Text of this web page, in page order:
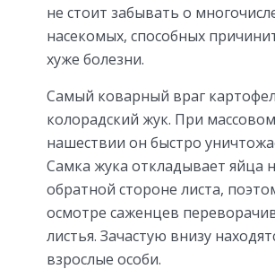
не стоит забывать о
насекомых, способных
хуже болезни.
Самый коварный враг
колорадский жук. При массовом
нашествии он быстро
Самка жука откладывает яйца
обратной стороне листа,
осмотре саженцев
листья. Зачастую внизу
взрослые особи.